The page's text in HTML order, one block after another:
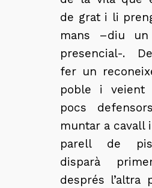
de grat i li
mans –diu un
presencial-.
fer un
poble i veient
pocs
muntar a cavall
parell de
disparà
després l’altra